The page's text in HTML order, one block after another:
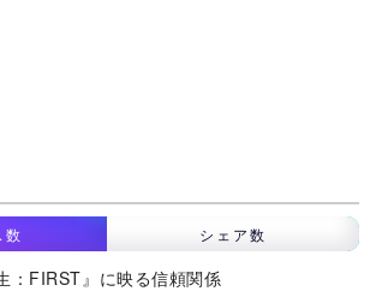
数 シェア数
：FIRST』に映る信頼関係